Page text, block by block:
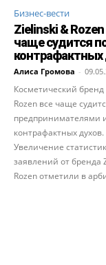
Бизнес-вести
Zielinski & Rozen
чаще судится
контрафактных
Алиса Громова -
Косметический
Rozen все чаще
предпринимателями
контрафактных дyхов.
Увеличение
заявлений от бренда
Rozen отметили в